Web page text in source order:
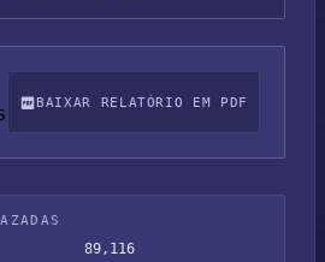
BAIXAR RELATÓRIO EM PDF
89,116